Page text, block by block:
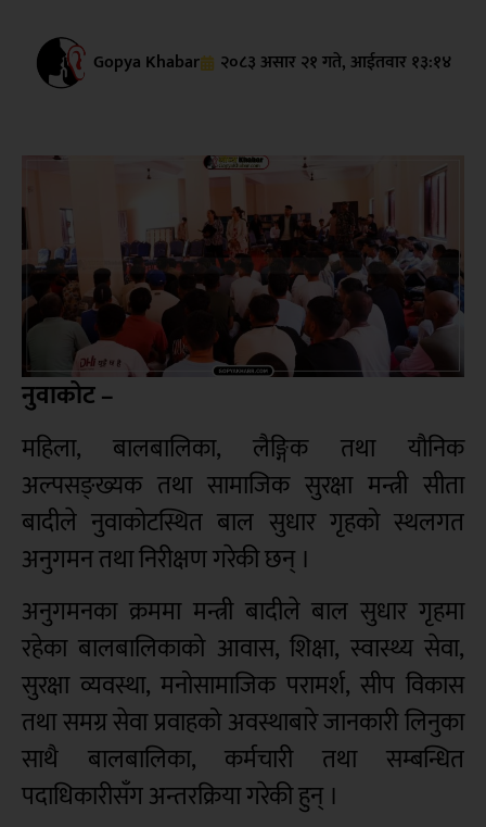
Gopya Khabar २०८३ असार २१ गते, आईतवार १३:१४
नुवाकोट –
महिला, बालबालिका, लैङ्गिक तथा यौनिक
अल्पसङ्ख्यक तथा सामाजिक सुरक्षा मन्त्री सीता
बादीले नुवाकोटस्थित बाल सुधार गृहको स्थलगत
अनुगमन तथा निरीक्षण गरेकी छन् ।
अनुगमनका क्रममा मन्त्री बादीले बाल सुधार गृहमा
रहेका बालबालिकाको आवास, शिक्षा, स्वास्थ्य सेवा,
सुरक्षा व्यवस्था, मनोसामाजिक परामर्श, सीप विकास
तथा समग्र सेवा प्रवाहको अवस्थाबारे जानकारी लिनुका
साथै बालबालिका, कर्मचारी तथा सम्बन्धित
पदाधिकारीसँग अन्तरक्रिया गरेकी हुन् ।